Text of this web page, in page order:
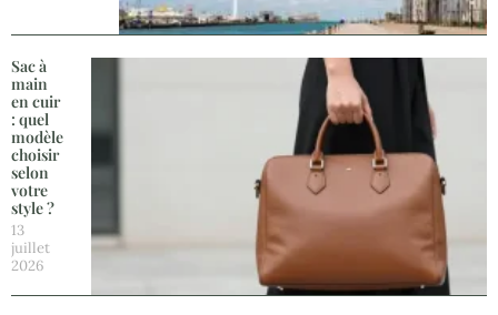
Sac à
main
en cuir
: quel
modèle
choisir
selon
votre
style ?
13
juillet
2026